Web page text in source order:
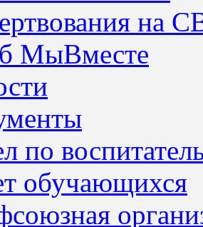
на
МыВместе
по
обучающихся